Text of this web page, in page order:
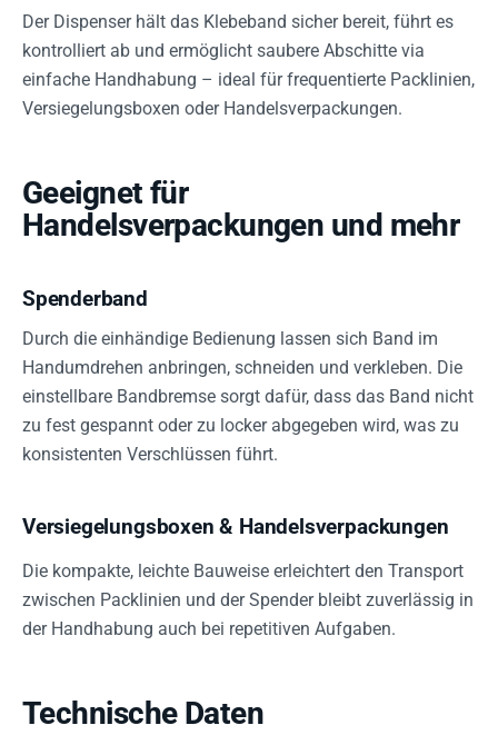
Der Dispenser hält das Klebeband sicher bereit, führt es
kontrolliert ab und ermöglicht saubere Abschitte via
einfache Handhabung – ideal für frequentierte Packlinien,
Versiegelungsboxen oder Handelsverpackungen.
Geeignet für
Handelsverpackungen und mehr
Spenderband
Durch die einhändige Bedienung lassen sich Band im
Handumdrehen anbringen, schneiden und verkleben. Die
einstellbare Bandbremse sorgt dafür, dass das Band nicht
zu fest gespannt oder zu locker abgegeben wird, was zu
konsistenten Verschlüssen führt.
Versiegelungsboxen & Handelsverpackungen
Die kompakte, leichte Bauweise erleichtert den Transport
zwischen Packlinien und der Spender bleibt zuverlässig in
der Handhabung auch bei repetitiven Aufgaben.
Technische Daten